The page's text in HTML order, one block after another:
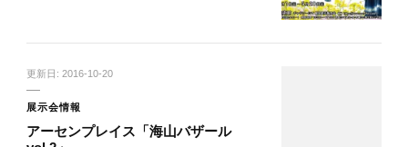
更新日: 2016-10-20
展示会情報
アーセンプレイス「海山バザール